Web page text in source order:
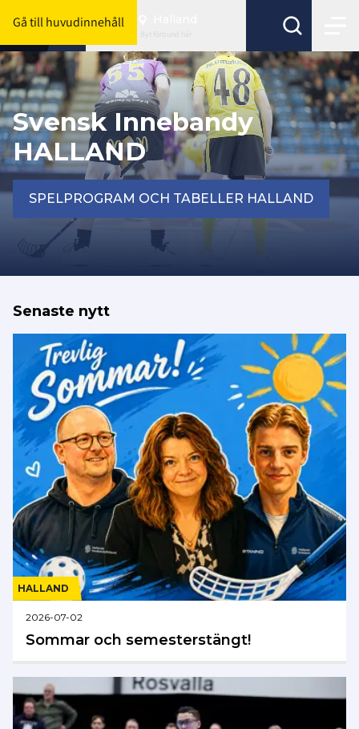
Gå till huvudinnehåll
Byt förbund här
Svensk Innebandy
HALLAND
SPELPROGRAM OCH TABELLER HALLAND
Senaste nytt
HALLAND
2026-07-02
Sommar och semesterstängt!